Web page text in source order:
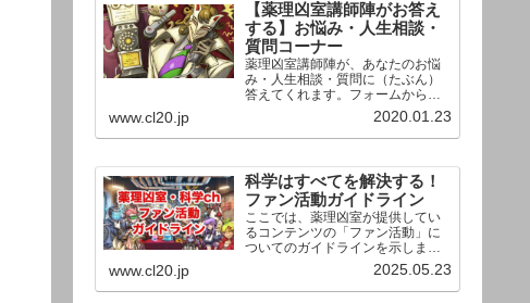
【薬理凶室講師陣がお答え
する】お悩み・人生相談・
質問コーナー
薬理凶室講師陣が、あなたのお悩
み・人生相談・質問に（たぶん）
答えてくれます。フォームからお
送りいただいた相談は、順次、動
画として公開される予定（時期未
定）！ どうぞお気軽にご質問く
www.cl20.jp 2020.01.23
科学はすべてを解決する！
ファン活動ガイドライン
ここでは、薬理凶室が提供してい
るコンテンツの「ファン活動」に
ついてのガイドラインを示しま
す。ご利用の場合は当ガイドライ
ンを遵守して頂けますよう、よろ
しくお願い申し上げます。
www.cl20.jp 2025.05.23